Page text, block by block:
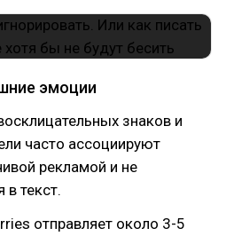
эмоции
знаков и
часто ассоциируют
рекламой и не
в текст.
отправляет около 3-5